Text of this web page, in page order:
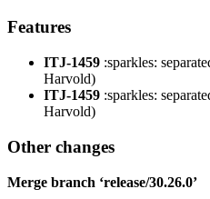
Features
ITJ-1459 :sparkles:
Harvold)
ITJ-1459 :sparkles:
Harvold)
Other changes
Merge branch ‘release/30.26.0’